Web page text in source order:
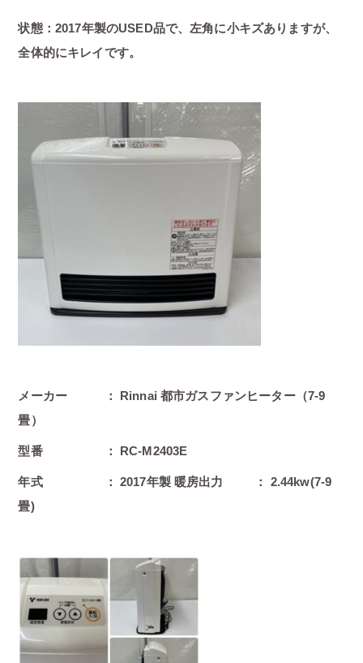
状態：2017年製のUSED品で、左角に小キズありますが、
全体的にキレイです。
メーカー ： Rinnai 都市ガスファンヒーター（7-9
畳）
型番 ： RC-M2403E
年式 ： 2017年製 暖房出力 ： 2.44kw(7-9
畳)